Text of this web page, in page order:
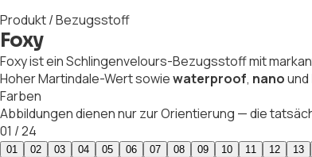
Produkt / Bezugsstoff
Foxy
Foxy ist ein Schlingenvelours-Bezugsstoff mit
Hoher Martindale-Wert sowiewaterproof, nanound
Farben
Abbildungen dienen nur zur Orientierung — die
01 /24
01 02 03 04 05 06 07 08 09 10 11 12 13